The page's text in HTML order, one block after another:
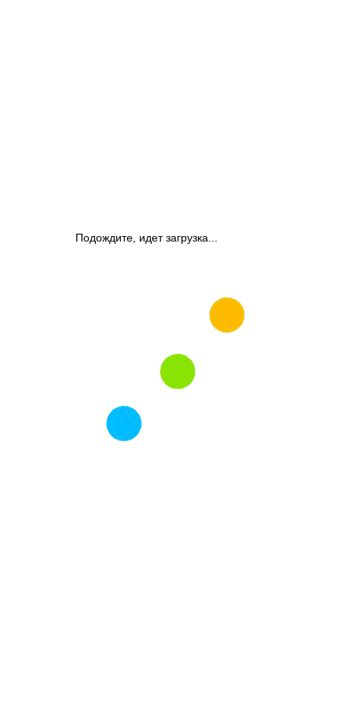
Подождите, идет загрузка...